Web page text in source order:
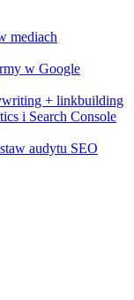
mediach
w Google
+ linkbuilding
i Search Console
audytu SEO